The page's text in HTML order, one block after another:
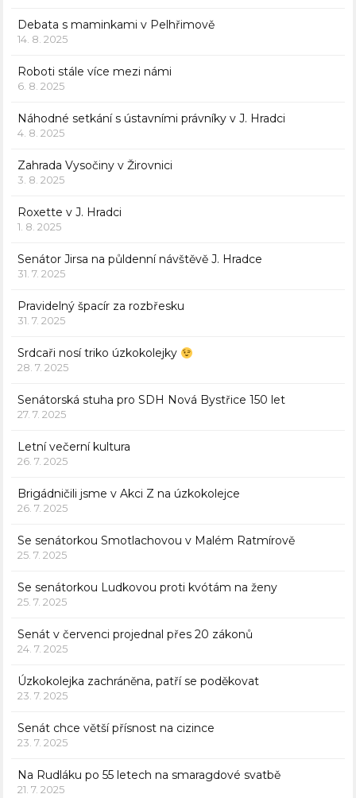
Debata s maminkami v Pelhřimově
14. 8. 2025
Roboti stále více mezi námi
6. 8. 2025
Náhodné setkání s ústavními právníky v J. Hradci
4. 8. 2025
Zahrada Vysočiny v Žirovnici
3. 8. 2025
Roxette v J. Hradci
1. 8. 2025
Senátor Jirsa na půldenní návštěvě J. Hradce
31. 7. 2025
Pravidelný špacír za rozbřesku
31. 7. 2025
Srdcaři nosí triko úzkokolejky
28. 7. 2025
Senátorská stuha pro SDH Nová Bystřice 150 let
27. 7. 2025
Letní večerní kultura
26. 7. 2025
Brigádničili jsme v Akci Z na úzkokolejce
26. 7. 2025
Se senátorkou Smotlachovou v Malém Ratmírově
25. 7. 2025
Se senátorkou Ludkovou proti kvótám na ženy
25. 7. 2025
Senát v červenci projednal přes 20 zákonů
24. 7. 2025
Úzkokolejka zachráněna, patří se poděkovat
23. 7. 2025
Senát chce větší přísnost na cizince
23. 7. 2025
Na Rudláku po 55 letech na smaragdové svatbě
21. 7. 2025